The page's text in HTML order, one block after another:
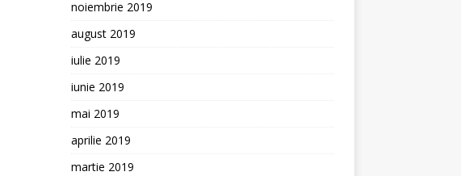
noiembrie 2019
august 2019
iulie 2019
iunie 2019
mai 2019
aprilie 2019
martie 2019